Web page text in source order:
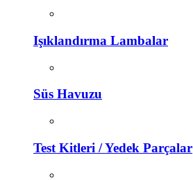
Işıklandırma Lambalar
Süs Havuzu
Test Kitleri / Yedek Parçalar